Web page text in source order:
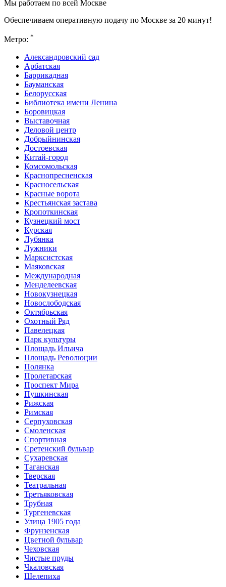
Мы работаем по всей Москве
Обеспечиваем оперативную подачу по Москве за 20 минут!
Метро: *
Александровский сад
Арбатская
Баррикадная
Бауманская
Белорусская
Библиотека имени Ленина
Боровицкая
Выставочная
Деловой центр
Добрыйнинская
Достоевская
Китай-город
Комсомольская
Краснопресненская
Красносельская
Красные ворота
Крестьянская застава
Кропоткинская
Кузнецкий мост
Курская
Лубянка
Лужники
Марксистская
Маяковская
Международная
Менделеевская
Новокузнецкая
Новослободская
Октябрьская
Охотный Ряд
Павелецкая
Парк культуры
Площадь Ильича
Площадь Революции
Полянка
Пролетарская
Проспект Мира
Пушкинская
Рижская
Римская
Серпуховская
Смоленская
Спортивная
Сретенский бульвар
Сухаревская
Таганская
Тверская
Театральная
Третьяковская
Трубная
Тургеневская
Улица 1905 года
Фрунзенская
Цветной бульвар
Чеховская
Чистые пруды
Чкаловская
Шелепиха